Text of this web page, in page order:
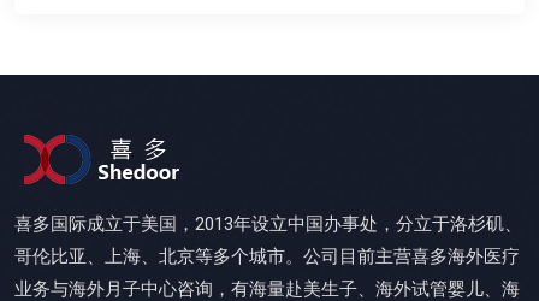
喜多国际成立于美国，2013年设立中国办事处，分立于洛杉矶、
哥伦比亚、上海、北京等多个城市。公司目前主营喜多海外医疗
业务与海外月子中心咨询，有海量赴美生子、海外试管婴儿、海